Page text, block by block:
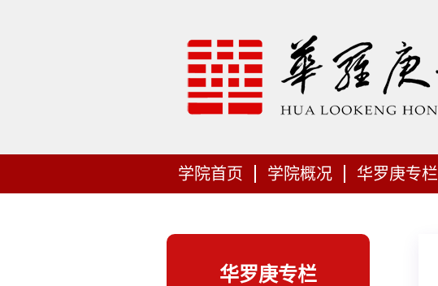
学院首页 学院概况 华罗庚专栏
华罗庚专栏